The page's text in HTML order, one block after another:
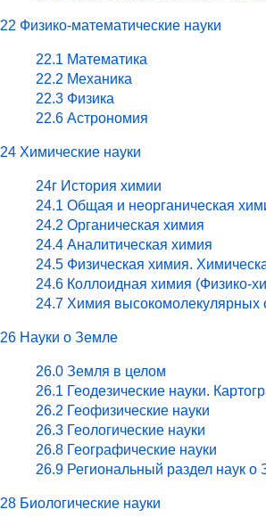
22 Физико-математические науки
22.1 Математика
22.2 Механика
22.3 Физика
22.6 Астрономия
24 Химические науки
24г История химии
24.1 Общая и неорганическая
24.2 Органическая химия
24.4 Аналитическая химия
24.5 Физическая химия.
24.6 Коллоидная химия (Физико-
24.7 Химия высокомолекулярных
26 Науки о Земле
26.0 Земля в целом
26.1 Геодезические науки.
26.2 Геофизические науки
26.3 Геологические науки
26.8 Географические науки
26.9 Региональный раздел наук о
28 Биологические науки